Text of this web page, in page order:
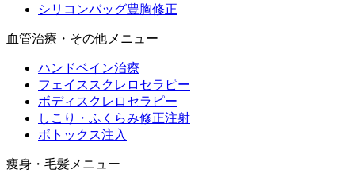
シリコンバッグ豊胸修正
血管治療・その他メニュー
ハンドベイン治療
フェイススクレロセラピー
ボディスクレロセラピー
しこり・ふくらみ修正注射
ボトックス注入
痩身・毛髪メニュー